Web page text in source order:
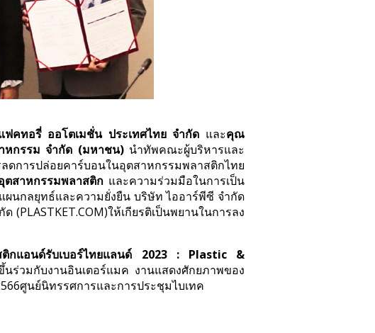
คทอรี่ ออโตเมชั่น ประเทศไทย จำกัด และคุณ
หกรรม จำกัด (มหาชน) นำทัพคณะผู้บริหารและ
ปล่อยคาร์บอนในอุตสาหกรรมพลาสติกไทย
ตสาหกรรมพลาสติก และความร่วมมือในการเป็น
นกลยุทธ์และความยั่งยืน บริษัท ไออาร์พีซี จำกัด
ให้เกียรติเป็นพยานในการลง
ติกแอนด์รับเบอร์ไทยแลนด์ 2023 : Plastic &
นร่วมกับงานอินเตอร์แมค งานแสดงศักยภาพของ
ศูนย์นิทรรศการและการประชุมไบเทค